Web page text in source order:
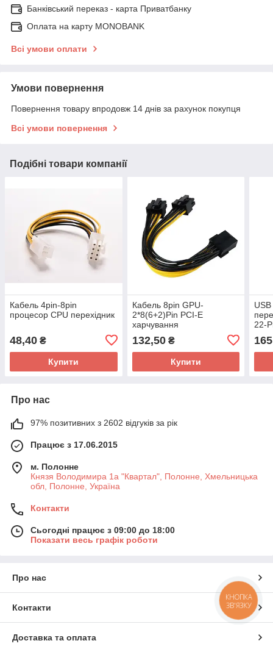
Банківський переказ - карта Приватбанку
Оплата на карту MONOBANK
Всі умови оплати
Умови повернення
Повернення товару впродовж 14 днів за рахунок покупця
Всі умови повернення
Подібні товари компанії
Кабель 4pin-8pin
процесор CPU перехідник
48,40 ₴
Купити
Кабель 8pin GPU-
2*8(6+2)Pin PCI-E
харчування
132,50₴
Купити
22-
Про нас
97% позитивних з 2602 відгуків за рік
Працює з 17.06.2015
м. Полонне
Князя Володимира 1а "Квартал", Полонне, Хмельницька
обл, Полонне, Україна
Контакти
Сьогодні працює з 09:00 до 18:00
Показати весь графік роботи
Про нас
Контакти
Доставка та оплата
КНОПКА
ЗВ'ЯЗКУ